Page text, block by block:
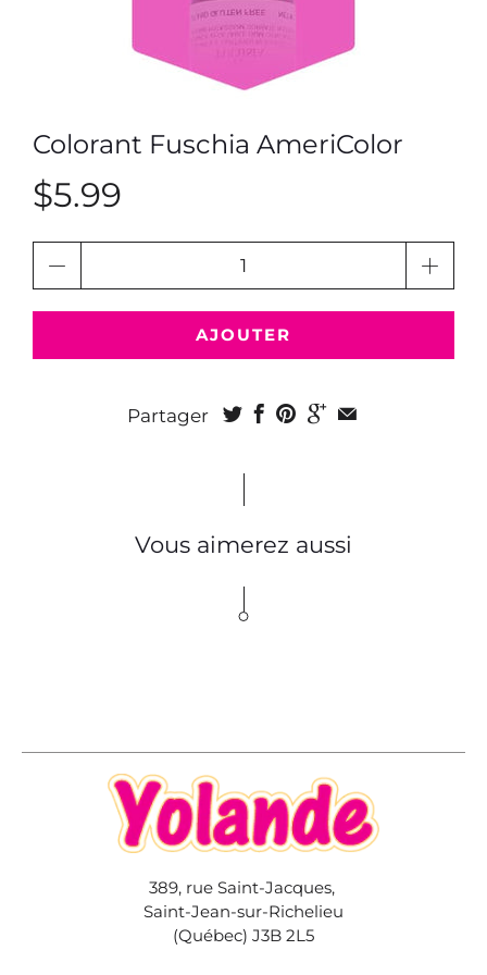
Colorant Fuschia AmeriColor
$5.99
AJOUTER
Partager
Vous aimerez aussi
389, rue Saint-Jacques,
Saint-Jean-sur-Richelieu
(Québec) J3B 2L5